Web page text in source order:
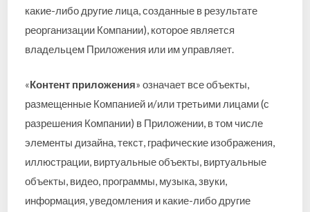
какие-либо другие лица, созданные в результате
реорганизации Компании), которое является
владельцем Приложения или им управляет.
«Контент приложения» означает все объекты,
размещенные Компанией и/или третьими лицами (с
разрешения Компании) в Приложении, в том числе
элементы дизайна, текст, графические изображения,
иллюстрации, виртуальные объекты, виртуальные
объекты, видео, программы, музыка, звуки,
информация, уведомления и какие-либо другие